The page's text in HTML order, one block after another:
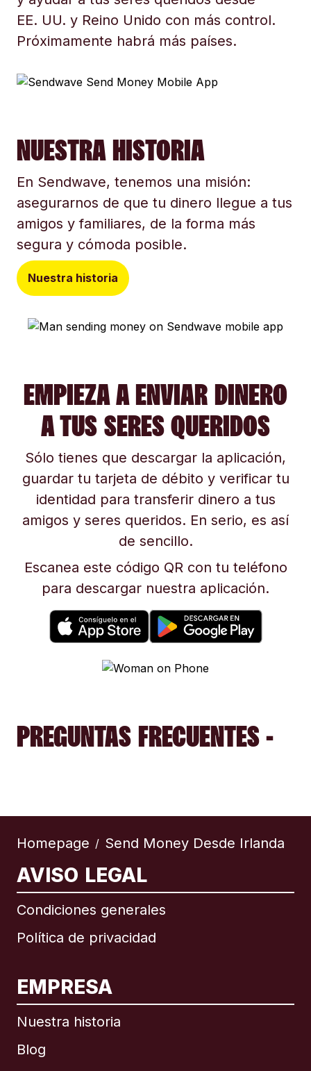
EE. UU. y Reino Unido con más control.
Próximamente habrá más países.
NUESTRA HISTORIA
En Sendwave, tenemos una misión:
asegurarnos de que tu dinero llegue a tus
amigos y familiares, de la forma más
segura y cómoda posible.
Nuestra historia
EMPIEZA A ENVIAR DINERO
A TUS SERES QUERIDOS
Sólo tienes que descargar la aplicación,
guardar tu tarjeta de débito y verificar tu
identidad para transferir dinero a tus
amigos y seres queridos. En serio, es así
de sencillo.
Escanea este código QR con tu teléfono
para descargar nuestra aplicación.
PREGUNTAS FRECUENTES -
Homepage / Send Money Desde Irlanda
AVISO LEGAL
Condiciones generales
Política de privacidad
EMPRESA
Nuestra historia
Blog